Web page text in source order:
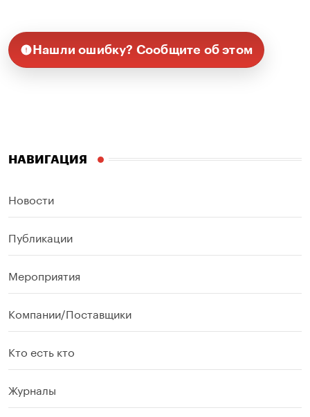
Нашли ошибку? Сообщите об этом
НАВИГАЦИЯ
Новости
Публикации
Мероприятия
Компании/Поставщики
Кто есть кто
Журналы